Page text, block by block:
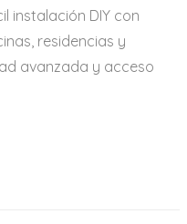
instalación DIY con
residencias y
avanzada y acceso